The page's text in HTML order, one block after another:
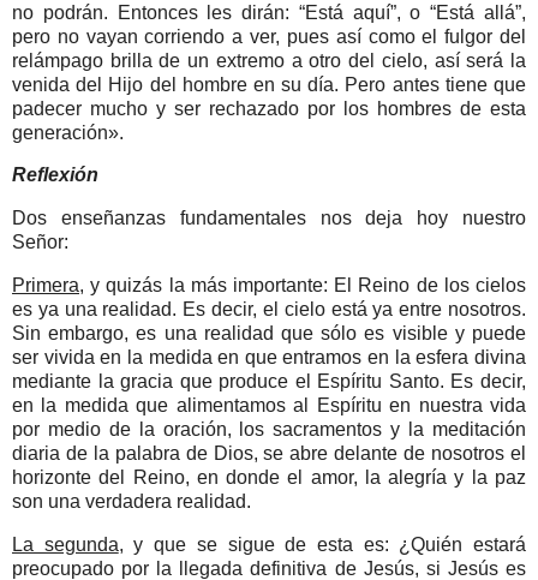
no podrán. Entonces les dirán: “Está aquí”, o “Está allá”,
pero no vayan corriendo a ver, pues así como el fulgor del
relámpago brilla de un extremo a otro del cielo, así será la
venida del Hijo del hombre en su día. Pero antes tiene que
padecer mucho y ser rechazado por los hombres de esta
generación».
Reflexión
Dos enseñanzas fundamentales nos deja hoy nuestro
Señor:
Primera, y quizás la más importante: El Reino de los cielos
es ya una realidad. Es decir, el cielo está ya entre nosotros.
Sin embargo, es una realidad que sólo es visible y puede
ser vivida en la medida en que entramos en la esfera divina
mediante la gracia que produce el Espíritu Santo. Es decir,
en la medida que alimentamos al Espíritu en nuestra vida
por medio de la oración, los sacramentos y la meditación
diaria de la palabra de Dios, se abre delante de nosotros el
horizonte del Reino, en donde el amor, la alegría y la paz
son una verdadera realidad.
La segunda, y que se sigue de esta es: ¿Quién estará
preocupado por la llegada definitiva de Jesús, si Jesús es